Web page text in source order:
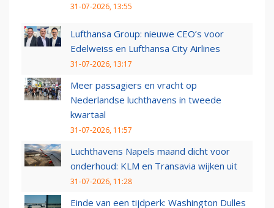
31-07-2026, 13:55
Lufthansa Group: nieuwe CEO’s voor
Edelweiss en Lufthansa City Airlines
31-07-2026, 13:17
Meer passagiers en vracht op
Nederlandse luchthavens in tweede
kwartaal
31-07-2026, 11:57
Luchthavens Napels maand dicht voor
onderhoud: KLM en Transavia wijken uit
31-07-2026, 11:28
Einde van een tijdperk: Washington Dulles